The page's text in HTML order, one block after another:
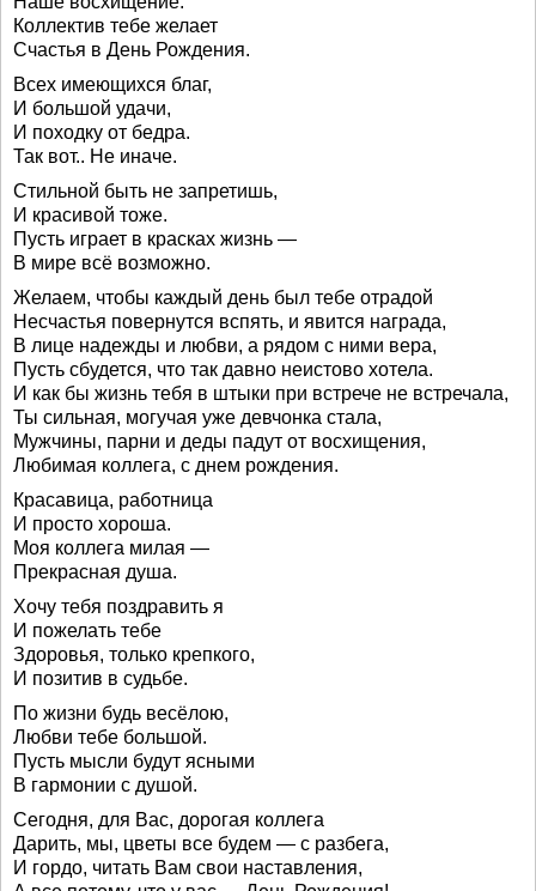
Коллектив тебе желает
Счастья в День Рождения.
Всех имеющихся благ,
И большой удачи,
И походку от бедра.
Так вот.. Не иначе.
Стильной быть не запретишь,
И красивой тоже.
Пусть играет в красках жизнь —
В мире всё возможно.
Желаем, чтобы каждый день был тебе отрадой
Несчастья повернутся вспять, и явится награда,
В лице надежды и любви, а рядом с ними вера,
Пусть сбудется, что так давно неистово хотела.
И как бы жизнь тебя в штыки при встрече не встречала,
Ты сильная, могучая уже девчонка стала,
Мужчины, парни и деды падут от восхищения,
Любимая коллега, с днем рождения.
Красавица, работница
И просто хороша.
Моя коллега милая —
Прекрасная душа.
Хочу тебя поздравить я
И пожелать тебе
Здоровья, только крепкого,
И позитив в судьбе.
По жизни будь весёлою,
Любви тебе большой.
Пусть мысли будут ясными
В гармонии с душой.
Сегодня, для Вас, дорогая коллега
Дарить, мы, цветы все будем — с разбега,
И гордо, читать Вам свои наставления,